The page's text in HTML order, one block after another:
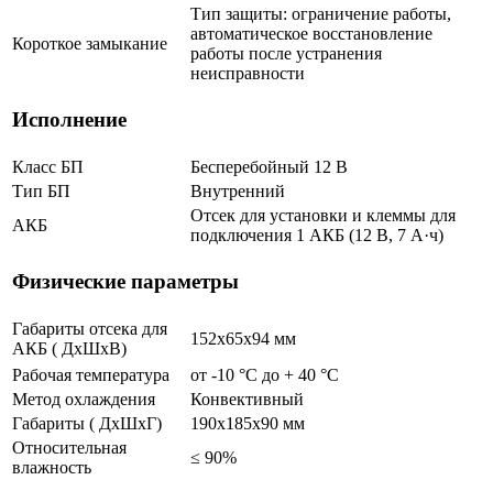
Короткое замыкание
Тип защиты: ограничение работы,
автоматическое восстановление
работы после устранения
неисправности
Исполнение
Класс БП
Бесперебойный 12 В
Тип БП
Внутренний
АКБ
Отсек для установки и клеммы для
подключения 1 АКБ (12 В, 7 А·ч)
Физические параметры
Габариты отсека для
АКБ ( ДхШхВ)
152х65х94 мм
Рабочая температура
от -10 °С до + 40 °C
Метод охлаждения
Конвективный
Габариты ( ДхШхГ)
190х185х90 мм
Относительная
влажность
≤ 90%